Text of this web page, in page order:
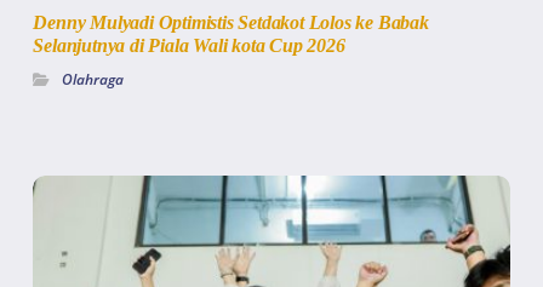
Denny Mulyadi Optimistis Setdakot Lolos ke Babak
Selanjutnya di Piala Wali kota Cup 2026
Olahraga